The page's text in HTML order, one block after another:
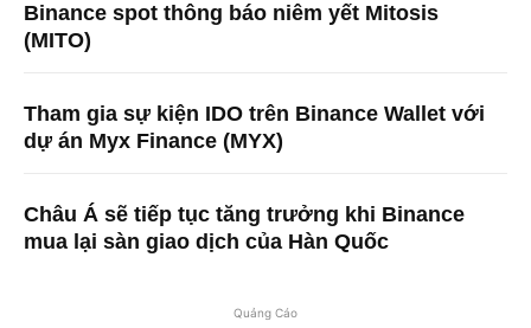
Binance spot thông báo niêm yết Mitosis
(MITO)
Tham gia sự kiện IDO trên Binance Wallet với
dự án Myx Finance (MYX)
Châu Á sẽ tiếp tục tăng trưởng khi Binance
mua lại sàn giao dịch của Hàn Quốc
Quảng Cáo